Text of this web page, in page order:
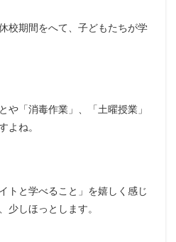
校期間をへて、子どもたちが学
や「消毒作業」、「土曜授業」
よね。
トと学べること」を嬉しく感じ
少しほっとします。